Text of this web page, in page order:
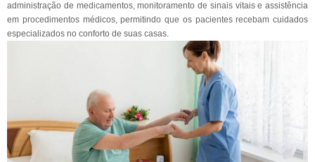
administração de medicamentos, monitoramento de sinais vitais e assistência
em procedimentos médicos, permitindo que os pacientes recebam cuidados
especializados no conforto de suas casas.